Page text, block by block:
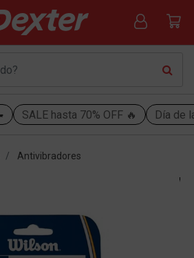
SALE hasta 70% OFF 🔥 Día de
Antivibradores